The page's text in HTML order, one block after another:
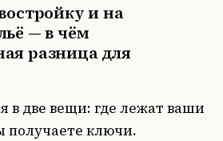
и на
— в чём
разница для
в две вещи: где лежат ваши
получаете ключи.